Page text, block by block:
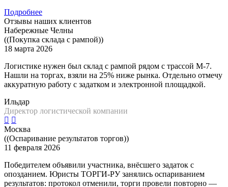
Подробнее
Отзывы наших клиентов
Набережные Челны
((Покупка склада с рампой))
18 марта 2026
Логистике нужен был склад с рампой рядом с трассой М-7.
Нашли на торгах, взяли на 25% ниже рынка. Отдельно отмечу
аккуратную работу с задатком и электронной площадкой.
Ильдар
Директор логистической компании
Москва
((Оспаривание результатов торгов))
11 февраля 2026
Победителем объявили участника, внёсшего задаток с
опозданием. Юристы ТОРГИ-РУ занялись оспариванием
результатов: протокол отменили, торги провели повторно —